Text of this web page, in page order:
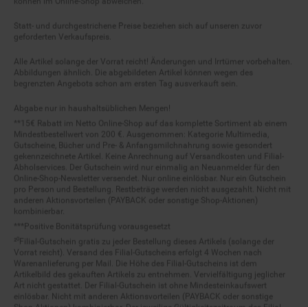
geforderten Verkaufspreis.
Abbildungen ähnlich. Die abgebildeten Artikel können wegen des
begrenzten Angebots schon am ersten Tag ausverkauft sein.
Mindestbestellwert von 200 €. Ausgenommen: Kategorie Multimedia,
Gutscheine, Bücher und Pre- & Anfangsmilchnahrung sowie gesondert
gekennzeichnete Artikel. Keine Anrechnung auf Versandkosten und Filial-
Abholservices. Der Gutschein wird nur einmalig an Neuanmelder für den
Online-Shop-Newsletter versendet. Nur online einlösbar. Nur ein Gutschein
pro Person und Bestellung. Restbeträge werden nicht ausgezahlt. Nicht mit
anderen Aktionsvorteilen (PAYBACK oder sonstige Shop-Aktionen)
kombinierbar.
Vorrat reicht). Versand des Filial-Gutscheins erfolgt 4 Wochen nach
Warenanlieferung per Mail. Die Höhe des Filial-Gutscheins ist dem
Artikelbild des gekauften Artikels zu entnehmen. Vervielfältigung jeglicher
Art nicht gestattet. Der Filial-Gutschein ist ohne Mindesteinkaufswert
einlösbar. Nicht mit anderen Aktionsvorteilen (PAYBACK oder sonstige
Shop-Aktionen) kombinierbar. Der jeweilige Gültigkeitszeitraum des Filial-